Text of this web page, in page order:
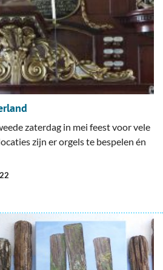
zaterdag in mei feest voor vele
zijn er orgels te bespelen én